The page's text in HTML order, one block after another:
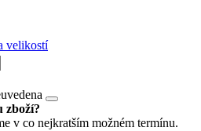
velikostí
zboží?
v co nejkratším možném termínu.